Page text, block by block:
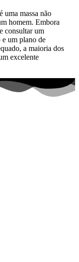
uma massa não
homem. Embora
consultar um
um plano de
a maioria dos
excelente